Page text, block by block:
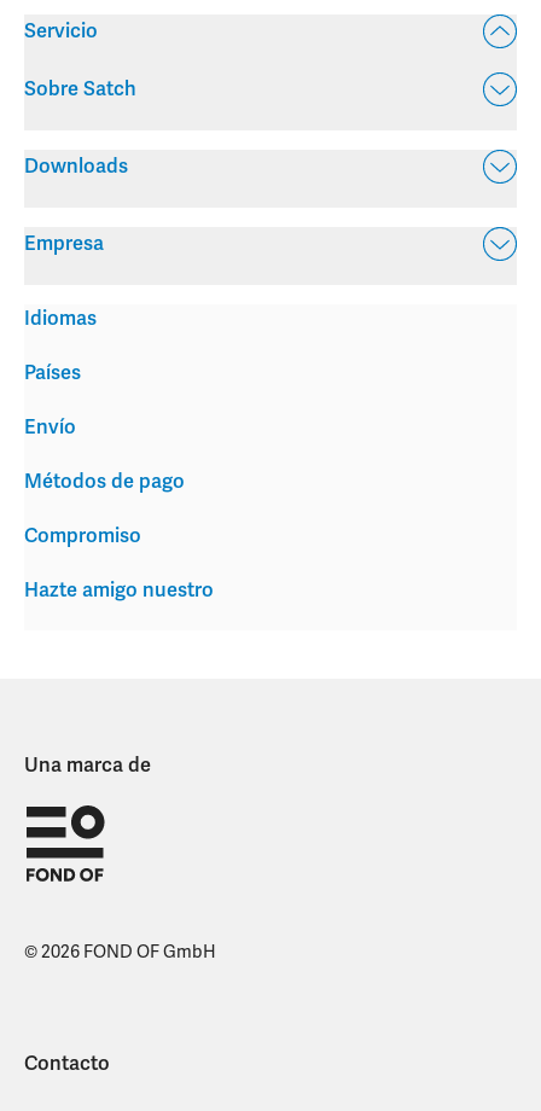
Servicio
Sobre Satch
Downloads
Empresa
Envío
Métodos de pago
Compromiso
Hazte amigo nuestro
Idiomas
Países
Una marca de
© 2026 FOND OF GmbH
Contacto